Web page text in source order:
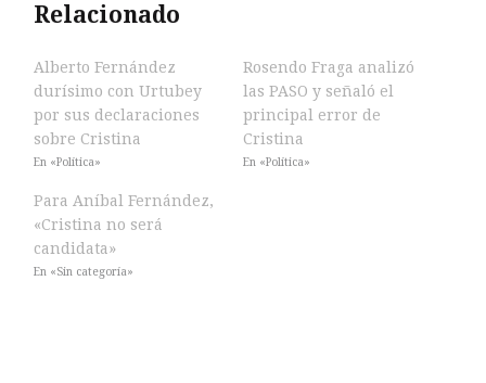
Relacionado
Alberto Fernández
durísimo con Urtubey
por sus declaraciones
sobre Cristina
En «Política»
Rosendo Fraga analizó
las PASO y señaló el
principal error de
Cristina
En «Política»
Para Aníbal Fernández,
«Cristina no será
candidata»
En «Sin categoría»